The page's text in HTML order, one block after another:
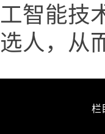
工智能技
选人，从
栏